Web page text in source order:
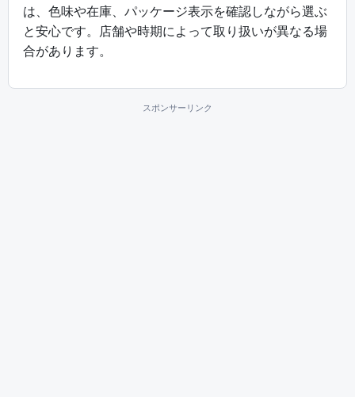
は、色味や在庫、パッケージ表示を確認しながら選ぶ
と安心です。店舗や時期によって取り扱いが異なる場
合があります。
スポンサーリンク